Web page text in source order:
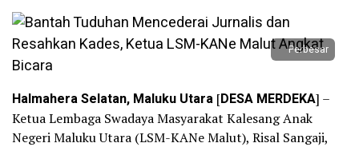
Perbesar
Halmahera Selatan, Maluku Utara [DESA MERDEKA] –
Ketua Lembaga Swadaya Masyarakat Kalesang Anak
Negeri Maluku Utara (LSM-KANe Malut), Risal Sangaji,